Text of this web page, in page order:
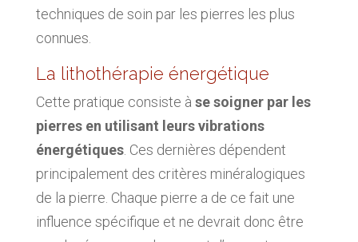
techniques de soin par les pierres les plus
connues.
La lithothérapie énergétique
Cette pratique consiste à se soigner par les
pierres en utilisant leurs vibrations
énergétiques. Ces dernières dépendent
principalement des critères minéralogiques
de la pierre. Chaque pierre a de ce fait une
influence spécifique et ne devrait donc être